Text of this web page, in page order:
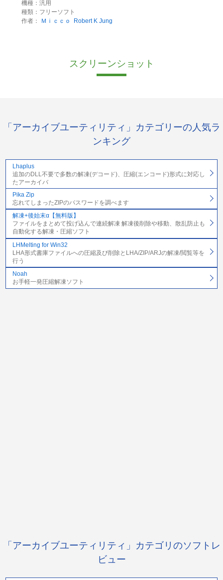
機種：汎用
種類：フリーソフト
作者：
Ｍｉｃｃｏ Robert K Jung
スクリーンショット
「アーカイブユーティリティ」カテゴリーの人気ラ
ンキング
Lhaplus
追加のDLL不要で多数の解凍(デコード)、圧縮(エンコード)形式に対応し
たアーカイバ
Pika Zip
忘れてしまったZIPのパスワードを調べます
解凍+後始末α【無料版】
ファイルをまとめて投げ込んで連続解凍 解凍後削除や移動、散乱防止も
自動化する解凍・圧縮ソフト
LHMelting for Win32
LHA形式書庫ファイルへの圧縮及び削除とLHA/ZIP/ARJの解凍/閲覧等を
行う
Noah
お手軽一発圧縮解凍ソフト
「アーカイブユーティリティ」カテゴリのソフトレ
ビュー